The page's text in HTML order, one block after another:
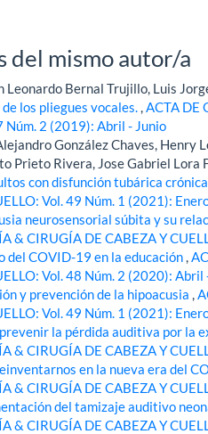
del mismo autor/a
Leonardo Bernal Trujillo, Luis
los pliegues vocales.,ACTA DE
Núm. 2 (2019): Abril - Junio
González Chaves, Henry
Prieto Rivera, Jose Gabriel Lora
con disfunción tubárica
Vol. 49 Núm. 1 (2021):
neurosensorial súbita y su
& CIRUGÍA DE CABEZA Y
del COVID-19 en la educación,
Vol. 48 Núm. 2 (2020): Abril
y prevención de la hipoacusia,
Vol. 49 Núm. 1 (2021):
prevenir la pérdida auditiva por la
& CIRUGÍA DE CABEZA Y
en la nueva era del
& CIRUGÍA DE CABEZA Y
del tamizaje auditivo
& CIRUGÍA DE CABEZA Y